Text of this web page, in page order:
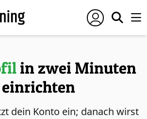
in zwei Minuten
einrichten
dein Konto ein; danach wirst